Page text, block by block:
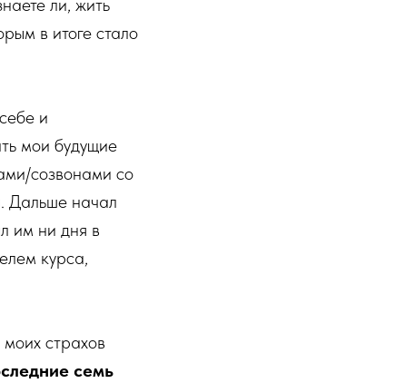
ли, жить
в итоге стало
и
мои будущие
созвонами со
Дальше начал
им ни дня в
курса,
страхов
семь